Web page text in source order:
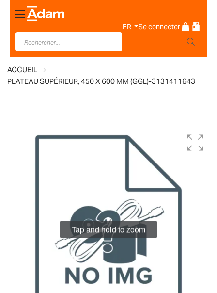
Basculer
la
navigation
FR Se connecter
ACCUEIL
PLATEAU SUPÉRIEUR, 450 X 600 MM (GGL)-3131411643
Tap and hold to zoom